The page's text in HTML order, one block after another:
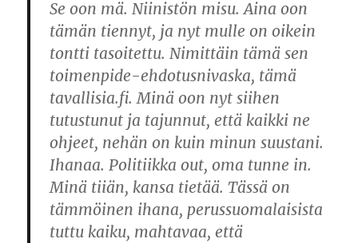
Se oon mä. Niinistön misu. Aina oon
tämän tiennyt, ja nyt mulle on oikein
tontti tasoitettu. Nimittäin tämä sen
toimenpide-ehdotusnivaska, tämä
tavallisia.fi. Minä oon nyt siihen
tutustunut ja tajunnut, että kaikki ne
ohjeet, nehän on kuin minun suustani.
Ihanaa. Politiikka out, oma tunne in.
Minä tiiän, kansa tietää. Tässä on
tämmöinen ihana, perussuomalaisista
tuttu kaiku, mahtavaa, että